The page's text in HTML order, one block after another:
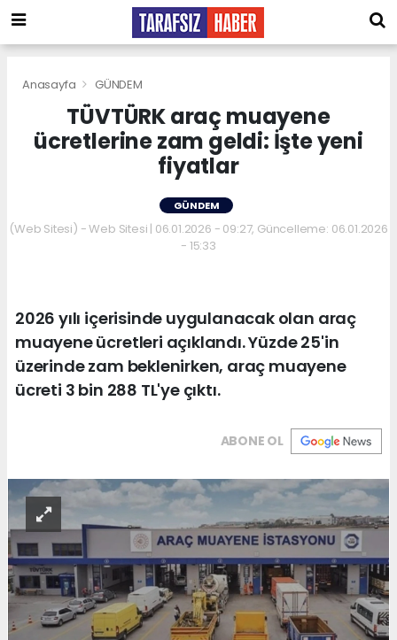
Anasayfa GÜNDEM
TÜVTÜRK araç muayene
ücretlerine zam geldi: İşte yeni
fiyatlar
GÜNDEM
(Web Sitesi) - Web Sitesi | 06.01.2026 - 09:27, Güncelleme: 06.01.2026
- 15:33
2026 yılı içerisinde uygulanacak olan araç
muayene ücretleri açıklandı. Yüzde 25'in
üzerinde zam beklenirken, araç muayene
ücreti 3 bin 288 TL'ye çıktı.
ABONE OL